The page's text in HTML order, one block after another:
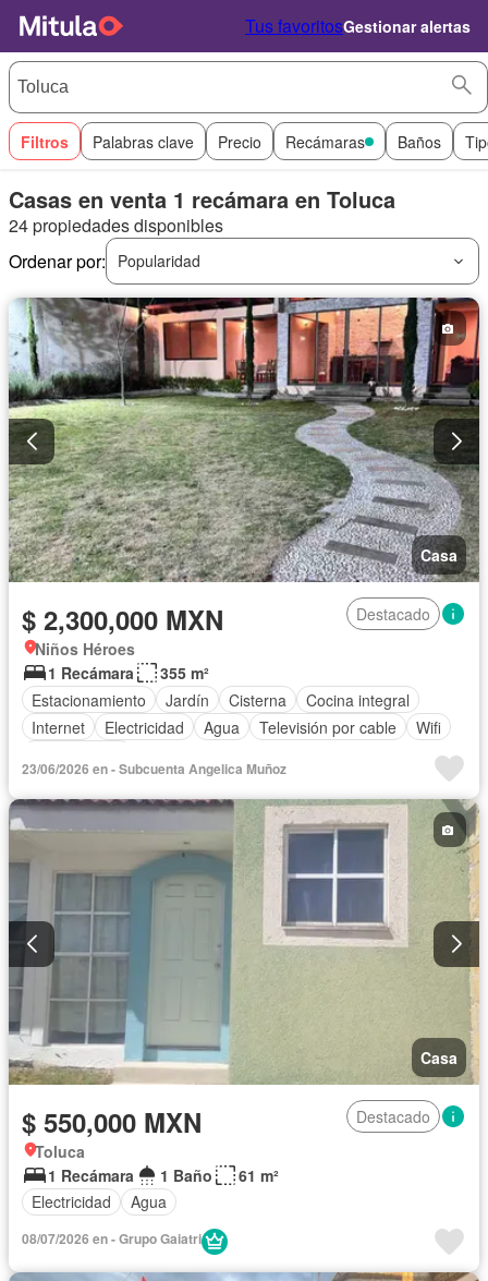
Tus favoritosGestionar alertas
Filtros Palabras clave Precio Recámaras Baños
Casas en venta 1 recámara en Toluca
24 propiedades disponibles
Ordenar por:
Popularidad
Casa
$ 2,300,000 MXN
Destacado
Niños Héroes
1 Recámara
355 m²
Estacionamiento
Jardín Cisterna
Cocina integral
Internet
Electricidad Agua Televisión por cable
Wifi
23/06/2026 en - Subcuenta Angelica Muñoz
Casa
$ 550,000 MXN
Destacado
Toluca
1 Recámara
1 Baño
61 m²
Electricidad
Agua
08/07/2026 en - Grupo Gaiatri